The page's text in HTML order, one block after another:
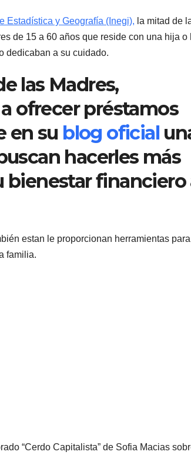
Estadística y Geografía (Inegi), la mitad de
de 15 a 60 años que reside con una hija o
dedicaban a su cuidado.
las Madres,
ofrecer préstamos
en su blog oficial
hacerles más
bienestar financiero
estan le proporcionan herramientas para
familia.
“Cerdo Capitalista” de Sofia Macias